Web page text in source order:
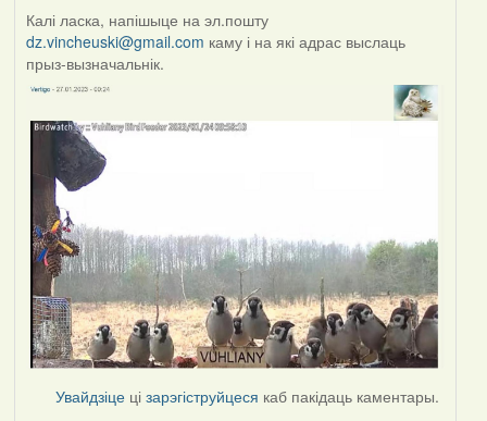
Калі ласка, напішыце на эл.пошту
dz.vincheuski@gmail.com каму і на які адрас выслаць
прыз-вызначальнік.
Увайдзіце цізарэгіструйцеся каб пакідаць каментары.